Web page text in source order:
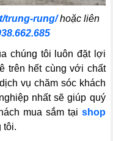
trung-rung/hoặc liên
chúng tôi luôn đặt lợi
trên hết cùng với chất
vụ chăm sóc khách
nhất sẽ giúp quý
mua sắm tại shop
tôi.